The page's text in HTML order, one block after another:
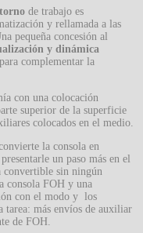
de trabajo es
y rellamada a las
pequeña concesión al
y dinámica
complementar la
con una colocación
superior de la superficie
colocados en el medio.
la consola en
un paso más en el
convertible sin ningún
consola FOH y una
con el modo y los
tarea: más envíos de auxiliar
de FOH.